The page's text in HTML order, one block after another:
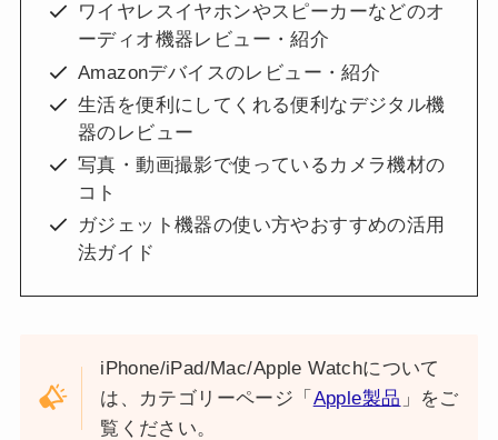
ワイヤレスイヤホンやスピーカーなどのオ
ーディオ機器レビュー・紹介
Amazonデバイスのレビュー・紹介
生活を便利にしてくれる便利なデジタル機
器のレビュー
写真・動画撮影で使っているカメラ機材の
コト
ガジェット機器の使い方やおすすめの活用
法ガイド
iPhone/iPad/Mac/Apple Watchについて
は、カテゴリーページ「 Apple製品 」をご
覧ください。